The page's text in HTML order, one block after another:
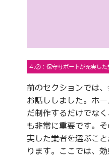
4.②：保守サポートが充実した
前のセクションでは
お話ししました。ホ
だ制作するだけでな
も非常に重要です。
実した業者を選ぶこ
ります。ここでは、